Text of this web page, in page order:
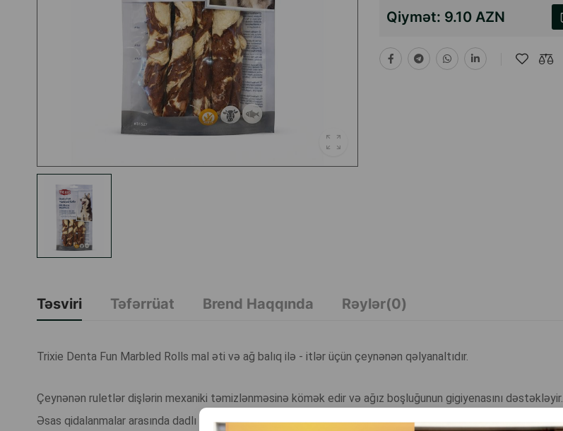
Qiymət: 9.10 AZN
Təsviri Təfərrüat Brend Haqqında Rəylər(0)
Trixie Denta Fun Marbled Rolls mal əti və ağ balıq ilə - itlər üçün çeynənən qəlyanaltıdır.
Çeynənən ruletlər dişlərin mexaniki təmizlənməsinə kömək edir və ağız boşluğunun gigiyenasını dəstəkləyir.
Əsas qidalanmalar arasında dadlı və faydalı qəlyanaltı kimi uyğundur.